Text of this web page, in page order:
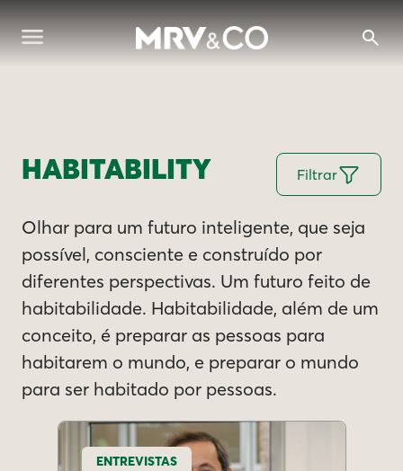
HABITABILITY Filtrar
Olhar para um futuro inteligente, que seja
possível, consciente e construído por
diferentes perspectivas. Um futuro feito de
habitabilidade. Habitabilidade, além de um
conceito, é preparar as pessoas para
habitarem o mundo, e preparar o mundo
para ser habitado por pessoas.
ENTREVISTAS